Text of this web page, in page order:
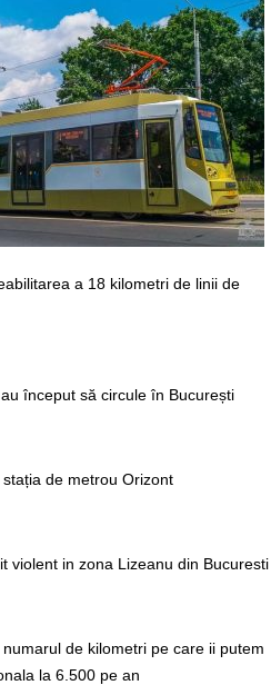
a 18 kilometri de linii de
început să circule în București
de metrou Orizont
violent in zona Lizeanu din Bucuresti
de kilometri pe care ii putem
la 6.500 pe an